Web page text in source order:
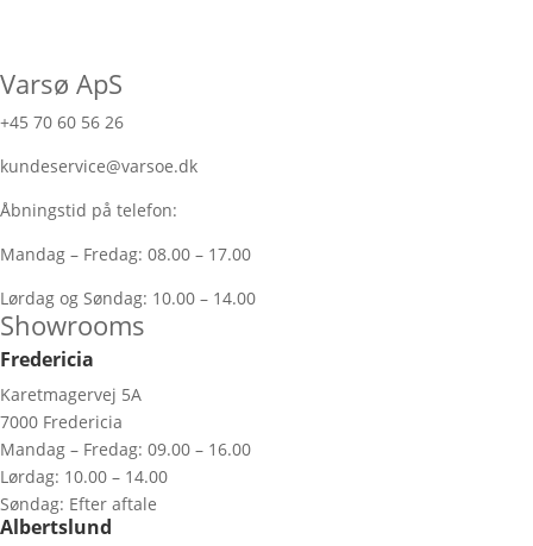
Varsø ApS
+45 70 60 56 26
kundeservice@varsoe.dk
Åbningstid på telefon:
Mandag – Fredag: 08.00 – 17.00
Lørdag og Søndag: 10.00 – 14.00
Showrooms
Fredericia
Karetmagervej 5A
7000 Fredericia
Mandag – Fredag: 09.00 – 16.00
Lørdag: 10.00 – 14.00
Søndag: Efter aftale
Albertslund